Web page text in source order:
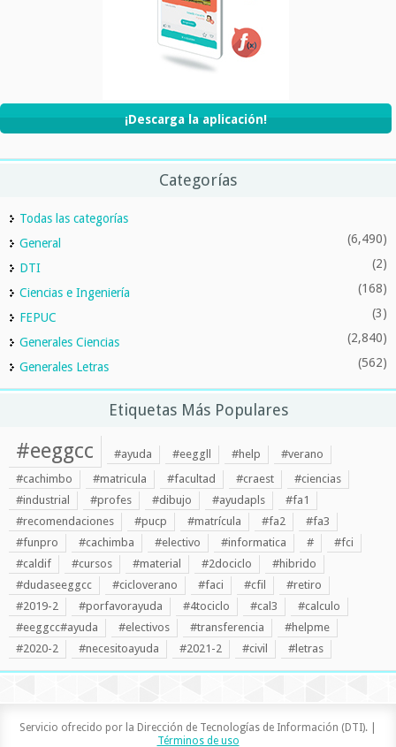
¡Descarga la aplicación!
Categorías
Todas las categorías
General
(6,490)
DTI (2)
Ciencias e Ingeniería (168)
FEPUC (3)
Generales Ciencias (2,840)
Generales Letras (562)
Etiquetas Más Populares
#eeggcc #ayuda #eeggll #help
#verano
#cachimbo
#matricula #facultad #craest
#ciencias
#industrial
#profes #dibujo #ayudapls
#fa1
#recomendaciones
#pucp #matrícula #fa2
#fa3
#funpro
#cachimba #electivo #informatica #
#fci
#caldif
#cursos #material #2dociclo
#hibrido
#dudaseeggcc
#cicloverano #faci #cfil
#retiro
#2019-2
#porfavorayuda #4tociclo #cal3
#calculo
#eeggcc#ayuda
#electivos #transferencia
#helpme
#2020-2
#necesitoayuda #2021-2 #civil #letras
Servicio ofrecido por la Dirección de Tecnologías de Información (DTI). |
Términos de uso